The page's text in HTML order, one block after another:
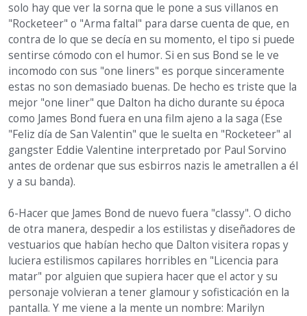
solo hay que ver la sorna que le pone a sus villanos en
"Rocketeer" o "Arma faltal" para darse cuenta de que, en
contra de lo que se decía en su momento, el tipo si puede
sentirse cómodo con el humor. Si en sus Bond se le ve
incomodo con sus "one liners" es porque sinceramente
estas no son demasiado buenas. De hecho es triste que la
mejor "one liner" que Dalton ha dicho durante su época
como James Bond fuera en una film ajeno a la saga (Ese
"Feliz día de San Valentin" que le suelta en "Rocketeer" al
gangster Eddie Valentine interpretado por Paul Sorvino
antes de ordenar que sus esbirros nazis le ametrallen a él
y a su banda).
6-Hacer que James Bond de nuevo fuera "classy". O dicho
de otra manera, despedir a los estilistas y diseñadores de
vestuarios que habían hecho que Dalton visitera ropas y
luciera estilismos capilares horribles en "Licencia para
matar" por alguien que supiera hacer que el actor y su
personaje volvieran a tener glamour y sofisticación en la
pantalla. Y me viene a la mente un nombre: Marilyn